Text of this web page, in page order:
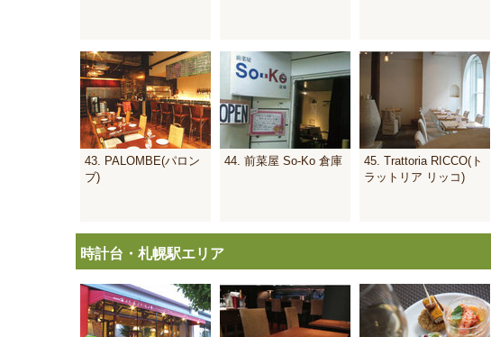
43. PALOMBE(パロン
ブ)
44. 前菜屋 So-Ko 倉庫
45. Trattoria RICCO(ト
ラットリア リッコ)
時計台・札幌駅エリア